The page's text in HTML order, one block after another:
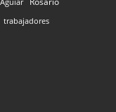
trabajadores